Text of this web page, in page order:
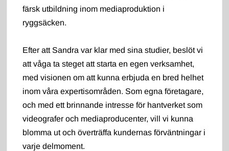
färsk utbildning inom mediaproduktion i
ryggsäcken.
Efter att Sandra var klar med sina studier, beslöt vi
att våga ta steget att starta en egen verksamhet,
med visionen om att kunna erbjuda en bred helhet
inom våra expertisområden. Som egna företagare,
och med ett brinnande intresse för hantverket som
videografer och mediaproducenter, vill vi kunna
blomma ut och överträffa kundernas förväntningar i
varje delmoment.